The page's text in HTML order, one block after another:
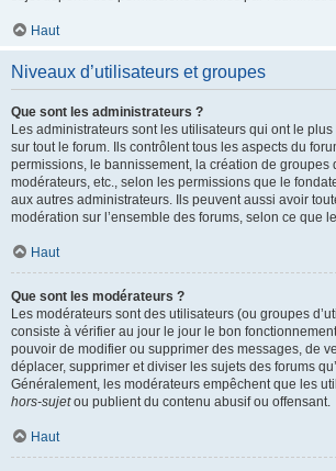
Haut
Niveaux d’utilisateurs et groupes
Que sont les administrateurs ?
Les administrateurs sont les utilisateurs qui ont le
sur tout le forum. Ils contrôlent tous les aspects du
permissions, le bannissement, la création de groupes
modérateurs, etc., selon les permissions que le
aux autres administrateurs. Ils peuvent aussi avoir
modération sur l’ensemble des forums, selon ce que
Haut
Que sont les modérateurs ?
Les modérateurs sont des utilisateurs (ou groupes
consiste à vérifier au jour le jour le bon
pouvoir de modifier ou supprimer des messages, de
déplacer, supprimer et diviser les sujets des forums
Généralement, les modérateurs empêchent que les
hors-sujetou publient du contenu abusif ou offensant.
Haut